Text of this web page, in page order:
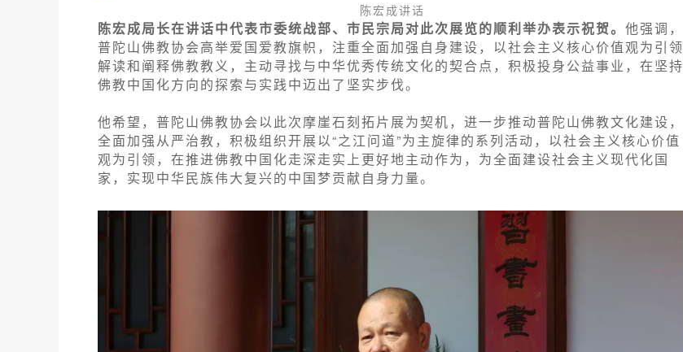
陈宏成讲话
陈宏成局长在讲话中代表市委统战部、市民宗局对此次展览的顺利举办表示祝贺。 他强调，
普陀山佛教协会高举爱国爱教旗帜，注重全面加强自身建设，以社会主义核心价值观为引领
解读和阐释佛教教义，主动寻找与中华优秀传统文化的契合点，积极投身公益事业，在坚持
佛教中国化方向的探索与实践中迈出了坚实步伐。
他希望，普陀山佛教协会以此次摩崖石刻拓片展为契机，进一步推动普陀山佛教文化建设，
全面加强从严治教，积极组织开展以“之江问道”为主旋律的系列活动，以社会主义核心价值
观为引领，在推进佛教中国化走深走实上更好地主动作为，为全面建设社会主义现代化国
家，实现中华民族伟大复兴的中国梦贡献自身力量。